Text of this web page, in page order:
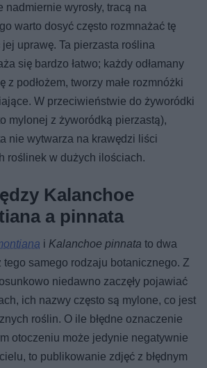
nadmiernie wyrosły, tracą na
warto dosyć często rozmnażać tę
jej uprawę. Ta pierzasta roślina
się bardzo łatwo; każdy odłamany
z podłożem, tworzy małe rozmnóżki
W przeciwieństwie do żyworódki
mylonej z żyworódką pierzastą),
nie wytwarza na krawędzi liści
roślinek w dużych ilościach.
Kalanchoe
a pinnata
iKalanchoe pinnata to dwa
samego rodzaju botanicznego. Z
niedawno zaczęły pojawiać
ich nazwy często są mylone, co jest
roślin. O ile błędne oznaczenie
otoczeniu może jedynie negatywnie
to publikowanie zdjęć z błędnym